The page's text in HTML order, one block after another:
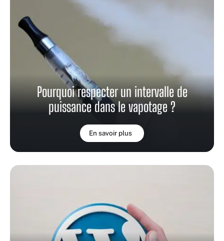
Pourquoi respecter un intervalle de
puissance dans le vapotage ?
En savoir plus